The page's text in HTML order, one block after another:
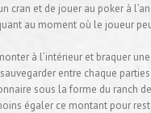
cran et de jouer au poker à
au moment où le joueur
à l’intérieur et braquer
entre chaque
sous la forme du ranch
égaler ce montant pour